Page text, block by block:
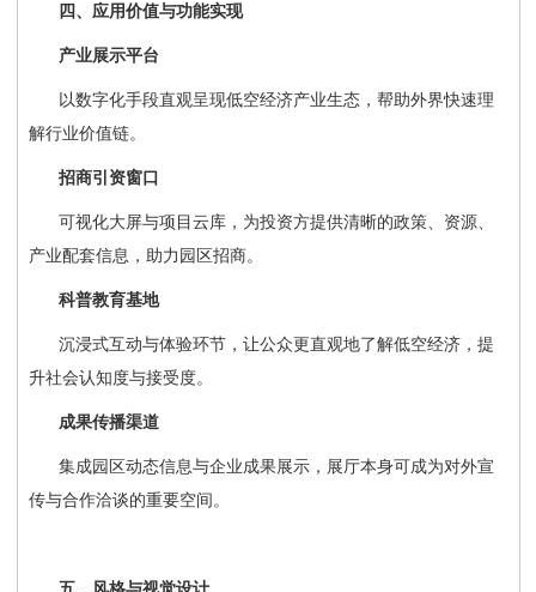
四、应用价值与功能实现
产业展示平台
以数字化手段直观呈现低空经济产业生态，帮助外界快速理
解行业价值链。
招商引资窗口
可视化大屏与项目云库，为投资方提供清晰的政策、资源、
产业配套信息，助力园区招商。
科普教育基地
沉浸式互动与体验环节，让公众更直观地了解低空经济，提
升社会认知度与接受度。
成果传播渠道
集成园区动态信息与企业成果展示，展厅本身可成为对外宣
传与合作洽谈的重要空间。